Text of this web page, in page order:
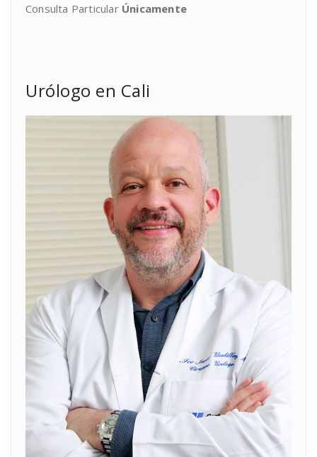
Consulta Particular Únicamente
Urólogo en Cali